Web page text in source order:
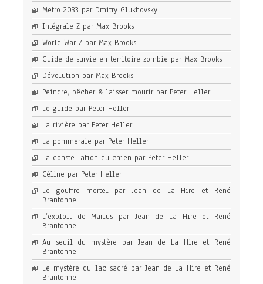
Metro 2033 par Dmitry Glukhovsky
Intégrale Z par Max Brooks
World War Z par Max Brooks
Guide de survie en territoire zombie par Max Brooks
Dévolution par Max Brooks
Peindre, pêcher & laisser mourir par Peter Heller
Le guide par Peter Heller
La rivière par Peter Heller
La pommeraie par Peter Heller
La constellation du chien par Peter Heller
Céline par Peter Heller
Le gouffre mortel par Jean de La Hire et René
Brantonne
L’exploit de Marius par Jean de La Hire et René
Brantonne
Au seuil du mystère par Jean de La Hire et René
Brantonne
Le mystère du lac sacré par Jean de La Hire et René
Brantonne